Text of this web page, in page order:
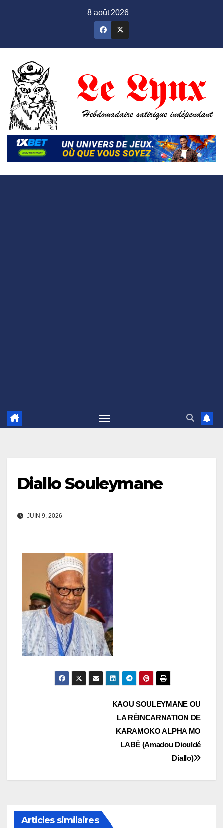
8 août 2026
Diallo Souleymane
JUIN 9, 2026
KAOU SOULEYMANE OU
LA RÉINCARNATION DE
KARAMOKO ALPHA MO
LABÉ (Amadou Diouldé
Diallo)
Articles similaires